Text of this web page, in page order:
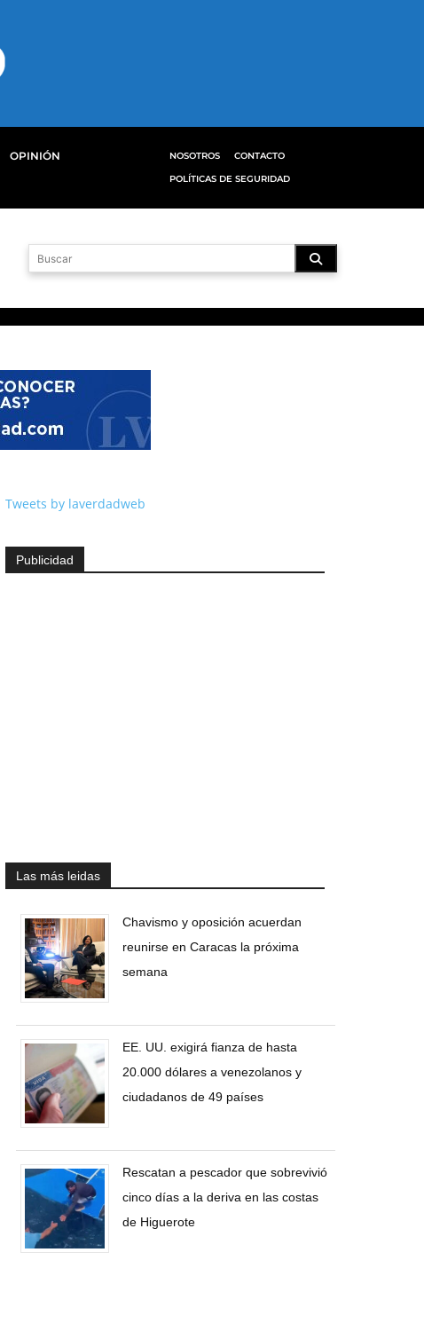
OPINIÓN
NOSOTROS
CONTACTO
POLÍTICAS DE SEGURIDAD
Tweets by laverdadweb
Publicidad
Las más leidas
Chavismo y oposición acuerdan
reunirse en Caracas la próxima
semana
EE. UU. exigirá fianza de hasta
20.000 dólares a venezolanos y
ciudadanos de 49 países
Rescatan a pescador que sobrevivió
cinco días a la deriva en las costas
de Higuerote